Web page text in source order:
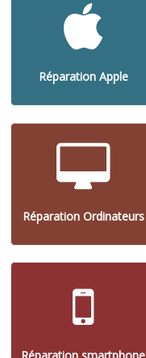
Réparation Apple
Réparation Ordinateurs